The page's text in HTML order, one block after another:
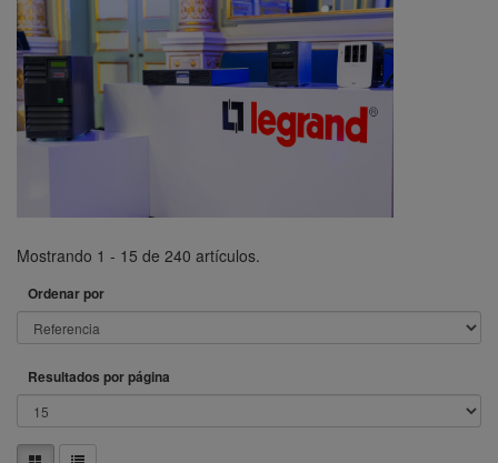
Mostrando 1 - 15 de 240 artículos.
Ordenar por
Resultados por página